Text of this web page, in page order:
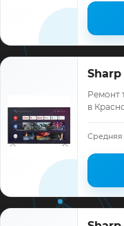
Sharp
Ремонт
в
месяцев.
Средняя